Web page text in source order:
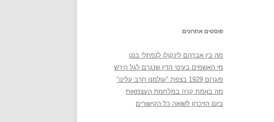
פוסטים אחרונים
מה בין אברהם לינקולן לנפתלי בנט
מי האשמים בעינוי הדין שנגרם לגל הירש
פוגרום 1929 בצפת "עולמנו חרב עלינו"
מה באמת קרה במלחמת העצמאות
ביום הזיכרון לשואה כל הקישורים